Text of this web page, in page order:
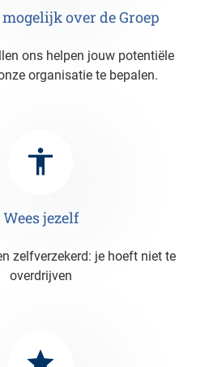
over de Groep
organisatie te bepalen.
Wees jezelf
overdrijven